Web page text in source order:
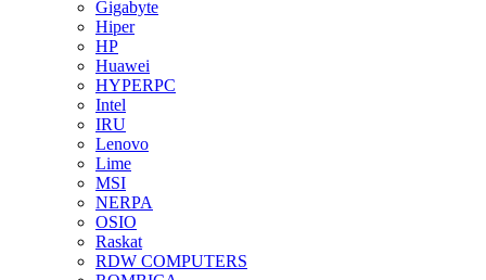
Gigabyte
Hiper
HP
Huawei
HYPERPC
Intel
IRU
Lenovo
Lime
MSI
NERPA
OSIO
Raskat
RDW COMPUTERS